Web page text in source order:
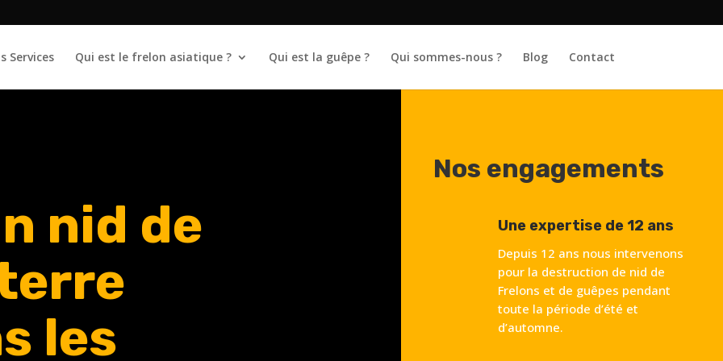
Services Qui est le frelon asiatique ? Qui est la guêpe ? Qui sommes-nous ? Blog Contact
nid de
les
Nos engagements
Une expertise de 12 ans
Depuis 12 ans nous intervenons
pour la destruction de nid de
Frelons et de guêpes pendant
toute la période d’été et
d’automne.